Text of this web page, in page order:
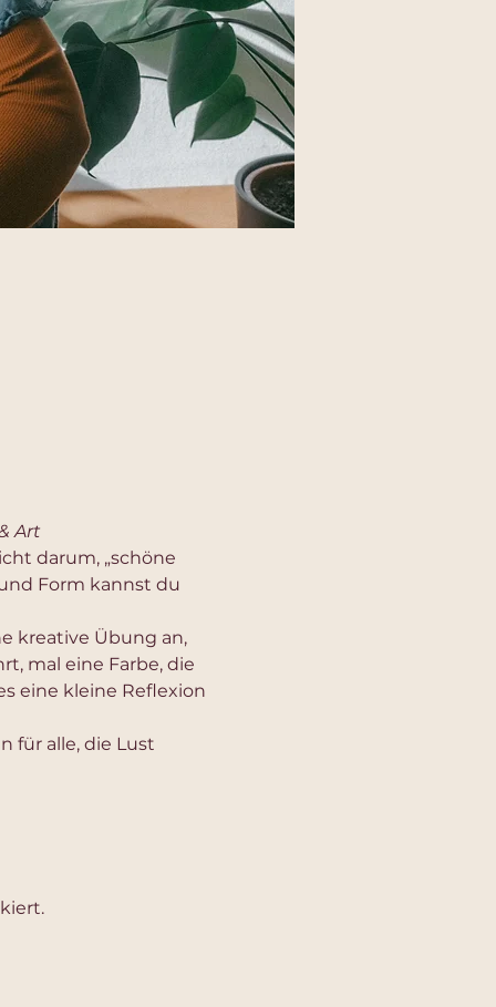
Art
darum, „schöne
Form kannst du
kreative Übung an,
mal eine Farbe, die
eine kleine Reflexion
für alle, die Lust